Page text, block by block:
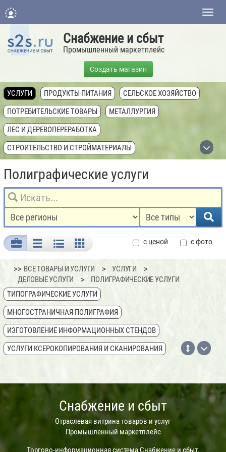
Снабжение и сбыт
Промышленный маркетплейс
Создать магазин
УСЛУГИ ПРОДУКТЫ ПИТАНИЯ
СЕЛЬСКОЕ ХОЗЯЙСТВО
ПОТРЕБИТЕЛЬСКИЕ ТОВАРЫ
МЕТАЛЛУРГИЯ
ЛЕС И ДЕРЕВОПЕРЕРАБОТКА
СТРОИТЕЛЬСТВО И СТРОЙМАТЕРИАЛЫ
ТОПЛИВНАЯ ПРОМЫШЛЕННОСТЬ
ТЕХНИКА, ОБОРУДОВАНИЕ, КОМПЛЕКТУЮЩИЕ
НЕДВИЖИМОСТЬ И ЗЕМЛЯ
Полиграфические услуги
с ценой с фото
>>ВСЕ ТОВАРЫ И УСЛУГИ
УСЛУГИ
ДЕЛОВЫЕ УСЛУГИ
ПОЛИГРАФИЧЕСКИЕ УСЛУГИ
ТИПОГРАФИЧЕСКИЕ УСЛУГИ
МНОГОСТРАНИЧНАЯ ПОЛИГРАФИЯ
ИЗГОТОВЛЕНИЕ ИНФОРМАЦИОННЫХ СТЕНДОВ
УСЛУГИ КСЕРОКОПИРОВАНИЯ И СКАНИРОВАНИЯ
Снабжение и сбыт
Отраслевая витрина товаров и услуг
Промышленный маркетплейс